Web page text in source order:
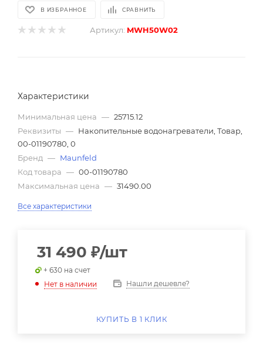
В ИЗБРАННОЕ СРАВНИТЬ
Артикул: MWH50W02
Характеристики
Минимальная цена — 25715.12
Реквизиты — Накопительные водонагреватели, Товар,
00-01190780, 0
Бренд — Maunfeld
Код товара — 00-01190780
Максимальная цена — 31490.00
Все характеристики
31 490 ₽/шт
+ 630 на счет
Нет в наличии
Нашли дешевле?
КУПИТЬ В 1 КЛИК